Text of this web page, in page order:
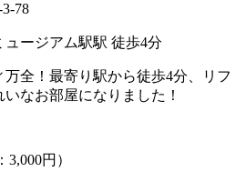
78
ージアム駅駅 徒歩4分
全！最寄り駅から徒歩4分、リフ
なお部屋になりました！
円）